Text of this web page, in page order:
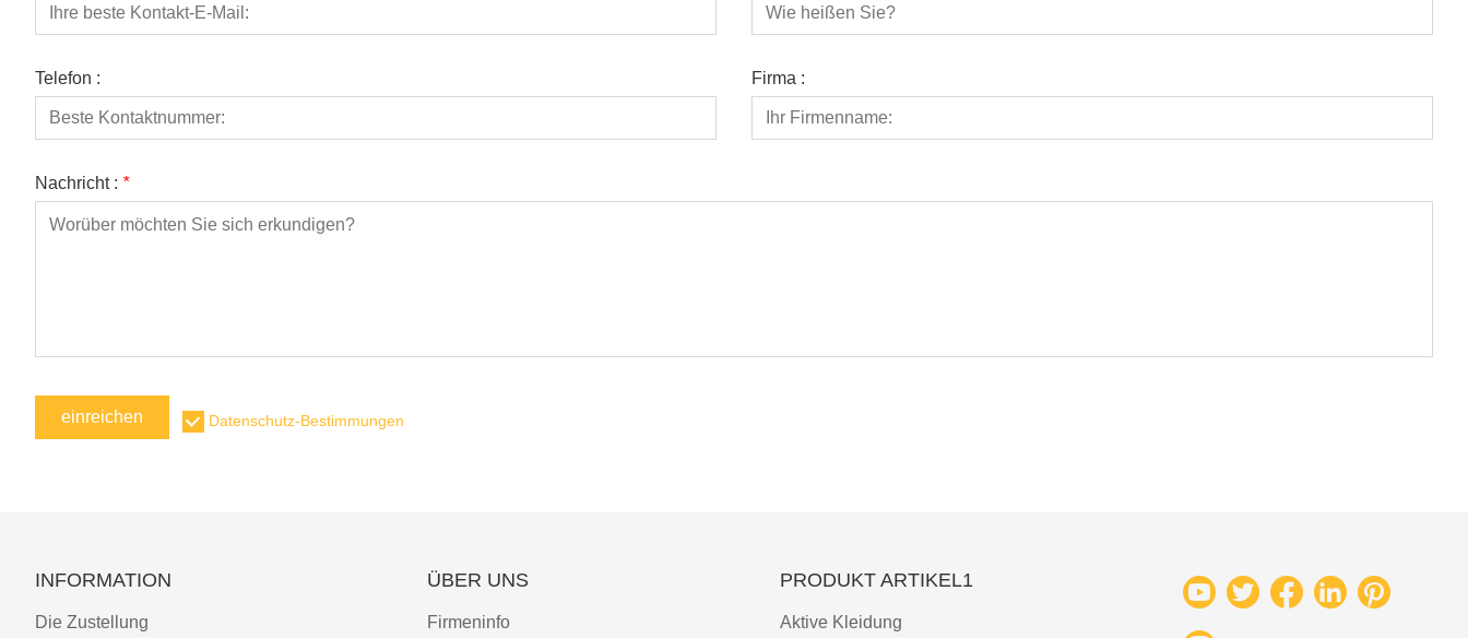
Telefon : Firma :
Nachricht : *
einreichen Datenschutz-Bestimmungen
INFORMATION
Die Zustellung
ÜBER UNS
Firmeninfo
PRODUKT ARTIKEL1
Aktive Kleidung